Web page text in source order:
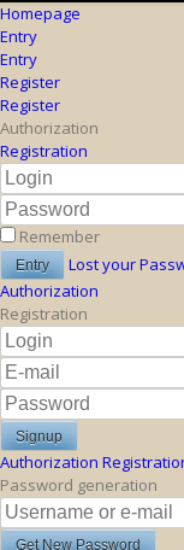
Homepage
Entry
Entry
Register
Register
Authorization
Registration
Remember
Lost your
Authorization
Registration
Authorization
Password generation